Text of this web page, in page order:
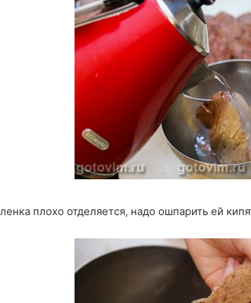
плохо отделяется, надо ошпарить ей